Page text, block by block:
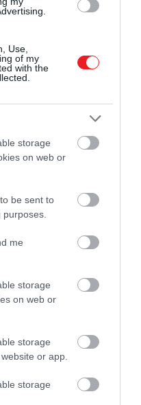
Use,
of my
with the
storage
on web or
be sent to
me
storage
on web or
storage
or app.
storage
böjtök során a
energiaforrást az
így is gyakoribb a
csodamódszer
egészséges
az időszakos
tartania. Ugyanakkor
– a fiataloknak, a
időn át tartó
végzőknek továbbra